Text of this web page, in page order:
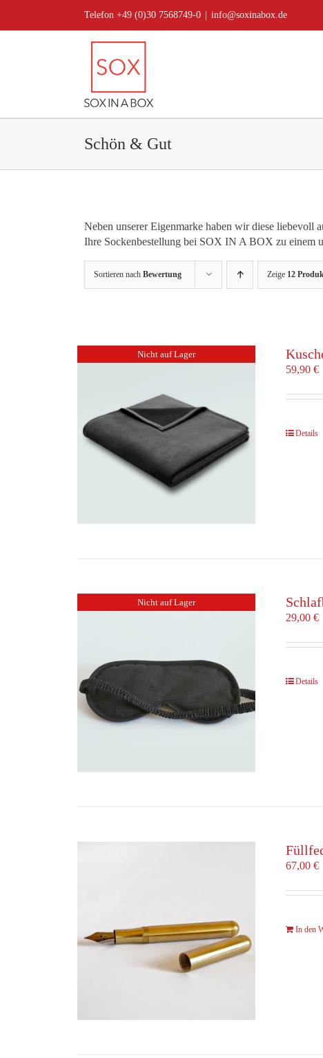
Telefon +49 (0)30 7568749-0 info@soxinabox.de
Schön & Gut
Neben unserer Eigenmarke haben wir diese liebevoll
Ihre Sockenbestellung bei SOX IN A BOX zu einem
Sortieren nach Bewertung Zeige 12
Nicht auf Lager
59,90€
Details
Nicht auf Lager
29,00€
Details
67,00€
In den